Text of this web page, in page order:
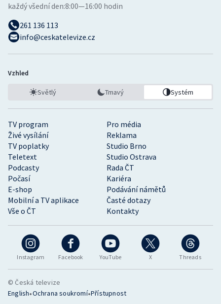
Instagram Facebook YouTube X Threads
TV program
Pro média
Živé vysílání
Reklama
TV poplatky
Studio Brno
Teletext
Studio Ostrava
Podcasty
Rada ČT
Počasí
Kariéra
E-shop
Podávání námětů
Mobilní a TV aplikace
Časté dotazy
Vše o ČT
Kontakty
každý všední den:8:00—16:00 hodin
261 136 113
info@ceskatelevize.cz
Vzhled
Světlý Tmavý Systém
© Česká televize
English•Ochrana soukromí•Přístupnost